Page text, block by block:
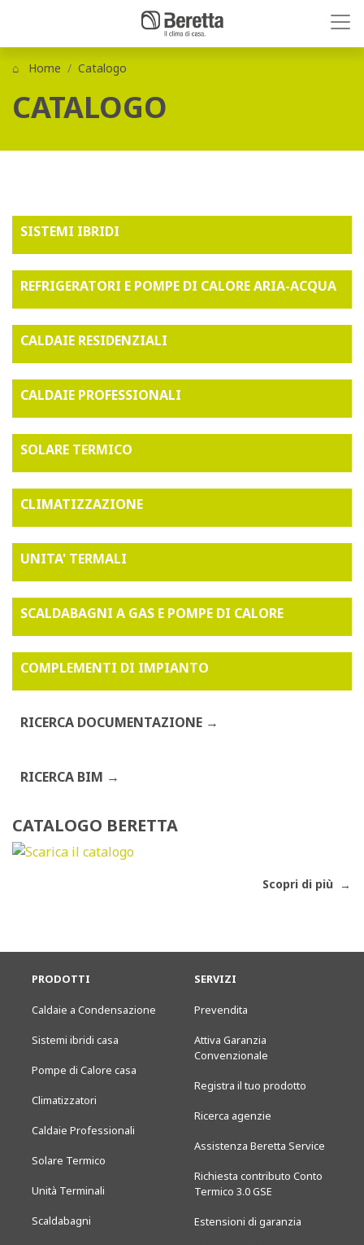
Home Catalogo
CATALOGO
SISTEMI IBRIDI
REFRIGERATORI E POMPE DI CALORE ARIA-ACQUA
CALDAIE RESIDENZIALI
CALDAIE PROFESSIONALI
SOLARE TERMICO
CLIMATIZZAZIONE
UNITA' TERMALI
SCALDABAGNI A GAS E POMPE DI CALORE
COMPLEMENTI DI IMPIANTO
RICERCA DOCUMENTAZIONE
RICERCA BIM
CATALOGO BERETTA
Scopri di più
PRODOTTI
Caldaie a Condensazione
Sistemi ibridi casa
Pompe di Calore casa
Climatizzatori
Caldaie Professionali
Solare Termico
Unità Terminali
Scaldabagni
SERVIZI
Prevendita
Attiva Garanzia
Convenzionale
Registra il tuo prodotto
Ricerca agenzie
Assistenza Beretta Service
Richiesta contributo Conto
Termico 3.0 GSE
Estensioni di garanzia